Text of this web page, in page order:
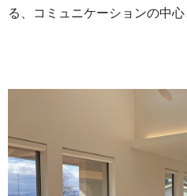
る、コミュニケーションの中心